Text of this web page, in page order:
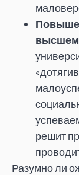
решит
Разумно ли